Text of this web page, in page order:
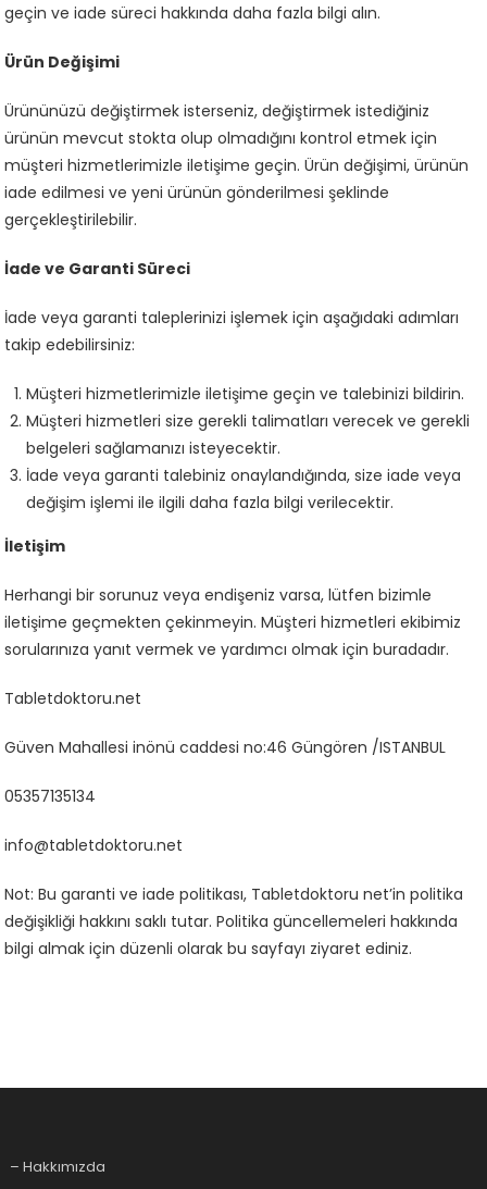
geçin ve iade süreci hakkında daha fazla bilgi alın.
Ürün Değişimi
Ürününüzü değiştirmek isterseniz, değiştirmek istediğiniz
ürünün mevcut stokta olup olmadığını kontrol etmek için
müşteri hizmetlerimizle iletişime geçin. Ürün değişimi, ürünün
iade edilmesi ve yeni ürünün gönderilmesi şeklinde
gerçekleştirilebilir.
İade ve Garanti Süreci
İade veya garanti taleplerinizi işlemek için aşağıdaki adımları
takip edebilirsiniz:
Müşteri hizmetlerimizle iletişime geçin ve talebinizi bildirin.
Müşteri hizmetleri size gerekli talimatları verecek ve gerekli
belgeleri sağlamanızı isteyecektir.
İade veya garanti talebiniz onaylandığında, size iade veya
değişim işlemi ile ilgili daha fazla bilgi verilecektir.
İletişim
Herhangi bir sorunuz veya endişeniz varsa, lütfen bizimle
iletişime geçmekten çekinmeyin. Müşteri hizmetleri ekibimiz
sorularınıza yanıt vermek ve yardımcı olmak için buradadır.
Tabletdoktoru.net
Güven Mahallesi inönü caddesi no:46 Güngören /ISTANBUL
05357135134
info@tabletdoktoru.net
Not: Bu garanti ve iade politikası, Tabletdoktoru net’in politika
değişikliği hakkını saklı tutar. Politika güncellemeleri hakkında
bilgi almak için düzenli olarak bu sayfayı ziyaret ediniz.
– Hakkımızda